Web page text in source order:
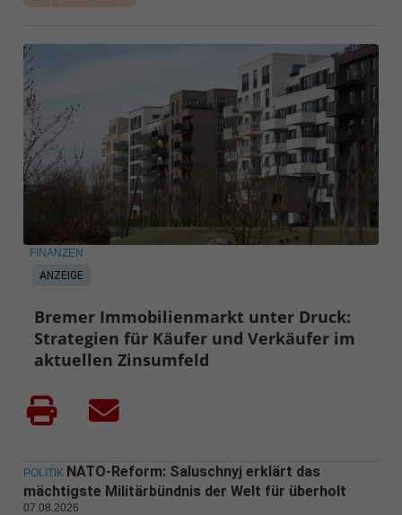
ANZEIGE
FINANZEN
Bremer Immobilienmarkt unter Druck:
Strategien für Käufer und Verkäufer im
aktuellen Zinsumfeld
POLITIK NATO-Reform: Saluschnyj erklärt das
mächtigste Militärbündnis der Welt für überholt
07.08.2026